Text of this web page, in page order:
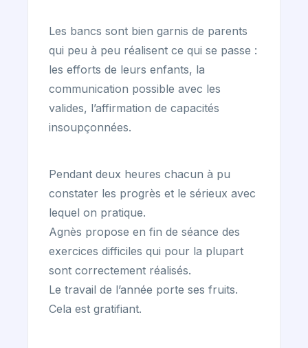
Les bancs sont bien garnis de parents
qui peu à peu réalisent ce qui se passe :
les efforts de leurs enfants, la
communication possible avec les
valides, l’affirmation de capacités
insoupçonnées.
Pendant deux heures chacun à pu
constater les progrès et le sérieux avec
lequel on pratique.
Agnès propose en fin de séance des
exercices difficiles qui pour la plupart
sont correctement réalisés.
Le travail de l’année porte ses fruits.
Cela est gratifiant.